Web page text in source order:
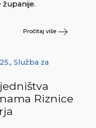
županije.
Pročitaj više
, Služba za
Riznice